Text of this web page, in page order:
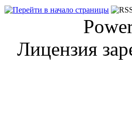
Лицензия